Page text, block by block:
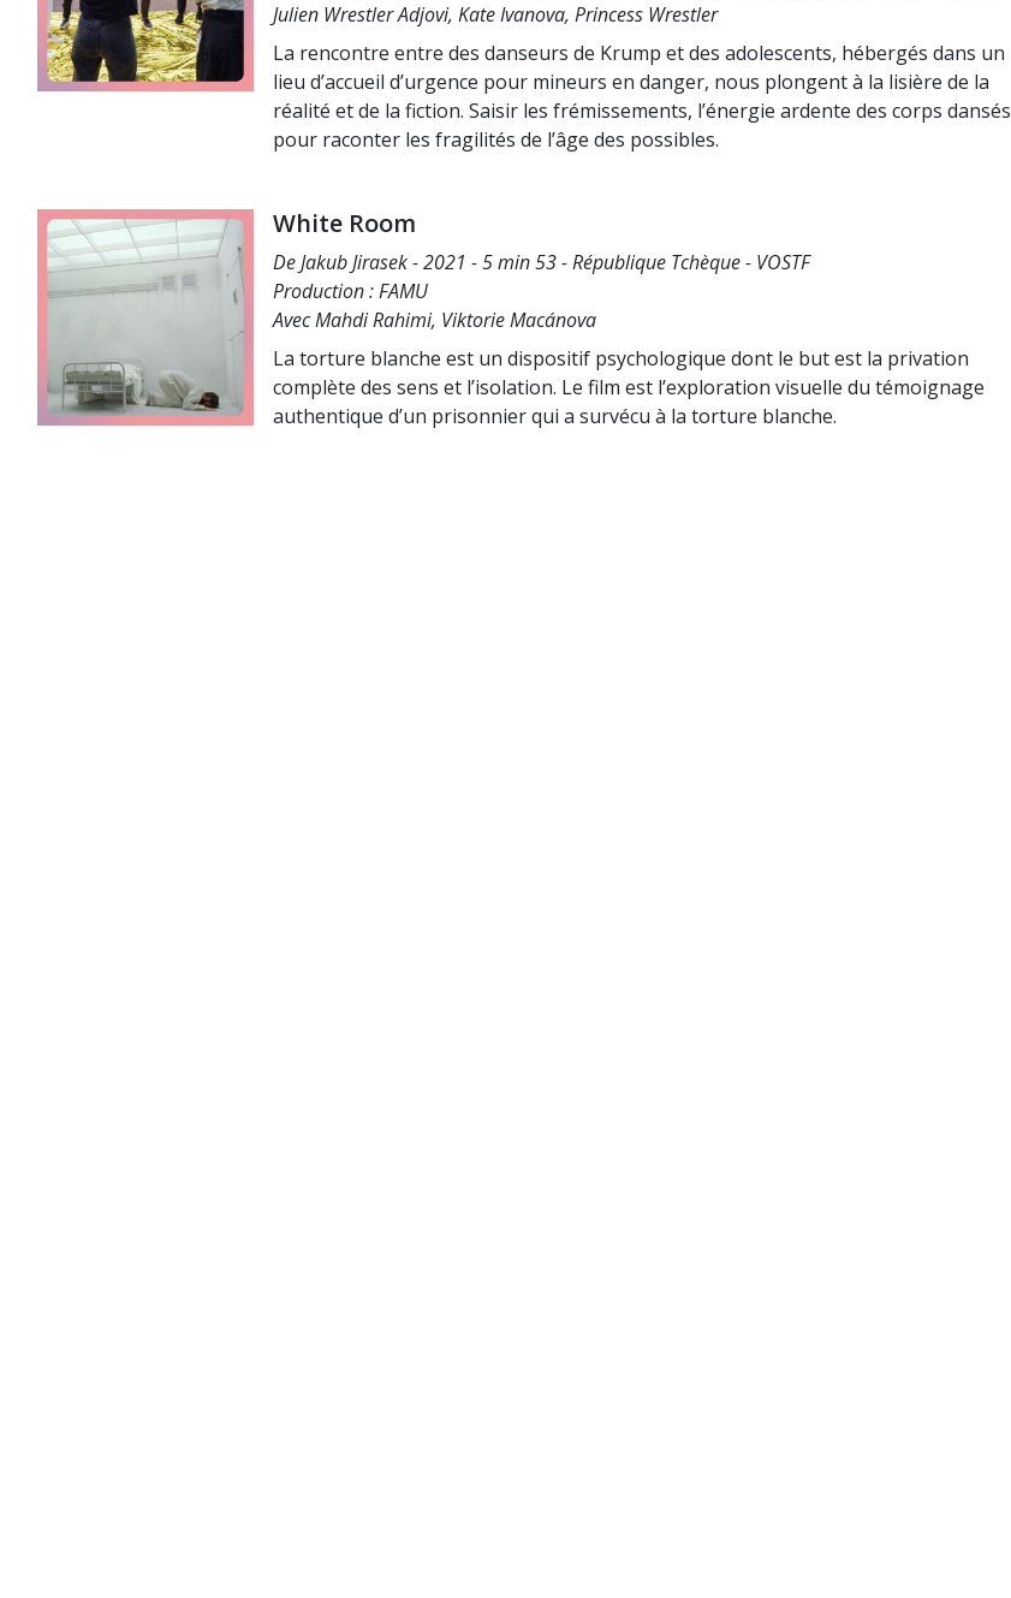
Julien Wrestler Adjovi, Kate Ivanova, Princess Wrestler
La rencontre entre des danseurs de Krump et des adolescents, hébergés dans un
lieu d’accueil d’urgence pour mineurs en danger, nous plongent à la lisière de la
réalité et de la fiction. Saisir les frémissements, l’énergie ardente des corps dansés
pour raconter les fragilités de l’âge des possibles.
White Room
De Jakub Jirasek - 2021 - 5 min 53 - République Tchèque - VOSTF
Production : FAMU
Avec Mahdi Rahimi, Viktorie Macánova
La torture blanche est un dispositif psychologique dont le but est la privation
complète des sens et l’isolation. Le film est l’exploration visuelle du témoignage
authentique d’un prisonnier qui a survécu à la torture blanche.